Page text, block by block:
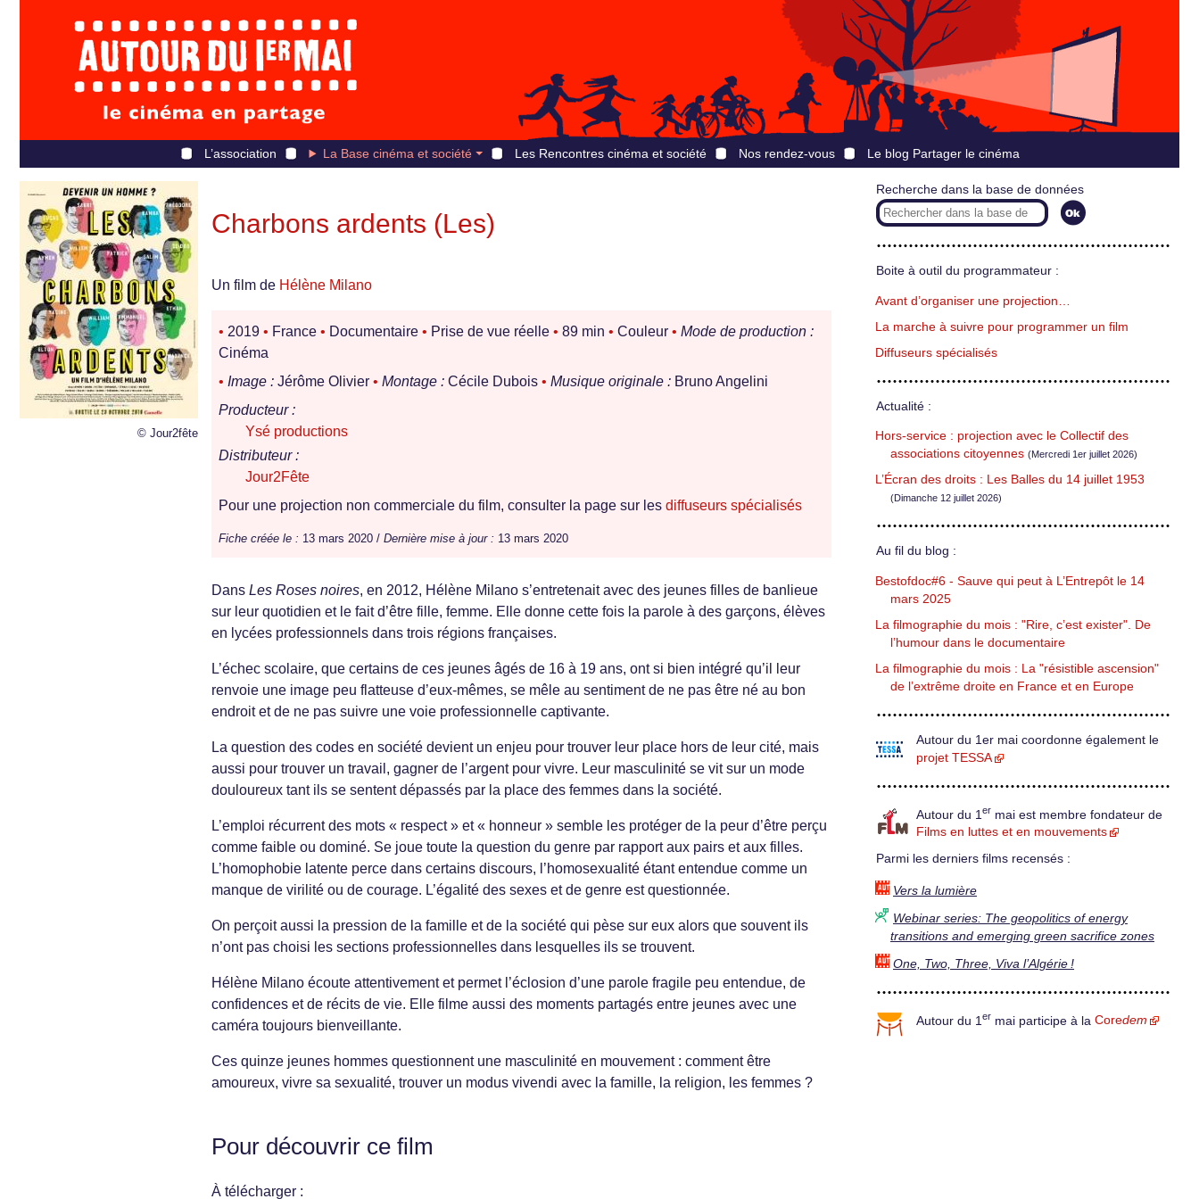
L’association La Base cinéma et société Les Rencontres cinéma et société Nos rendez-vous Le blog Partager le cinéma
© Jour2fête
Charbons ardents (Les)
Un film de Hélène Milano
• 2019 • France • Documentaire • Prise de vue réelle • 89 min • Couleur • Mode de production :
Cinéma
• Image : Jérôme Olivier • Montage : Cécile Dubois • Musique originale : Bruno Angelini
Producteur :
Ysé productions
Distributeur :
Jour2Fête
Pour une projection non commerciale du film, consulter la page sur les diffuseurs spécialisés
Fiche créée le : 13 mars 2020 / Dernière mise à jour : 13 mars 2020
Dans Les Roses noires, en 2012, Hélène Milano s’entretenait avec des jeunes filles de banlieue
sur leur quotidien et le fait d’être fille, femme. Elle donne cette fois la parole à des garçons, élèves
en lycées professionnels dans trois régions françaises.
L’échec scolaire, que certains de ces jeunes âgés de 16 à 19 ans, ont si bien intégré qu’il leur
renvoie une image peu flatteuse d’eux-mêmes, se mêle au sentiment de ne pas être né au bon
endroit et de ne pas suivre une voie professionnelle captivante.
La question des codes en société devient un enjeu pour trouver leur place hors de leur cité, mais
aussi pour trouver un travail, gagner de l’argent pour vivre. Leur masculinité se vit sur un mode
douloureux tant ils se sentent dépassés par la place des femmes dans la société.
L’emploi récurrent des mots « respect » et « honneur » semble les protéger de la peur d’être perçu
comme faible ou dominé. Se joue toute la question du genre par rapport aux pairs et aux filles.
L’homophobie latente perce dans certains discours, l’homosexualité étant entendue comme un
manque de virilité ou de courage. L’égalité des sexes et de genre est questionnée.
On perçoit aussi la pression de la famille et de la société qui pèse sur eux alors que souvent ils
n’ont pas choisi les sections professionnelles dans lesquelles ils se trouvent.
Hélène Milano écoute attentivement et permet l’éclosion d’une parole fragile peu entendue, de
confidences et de récits de vie. Elle filme aussi des moments partagés entre jeunes avec une
caméra toujours bienveillante.
Ces quinze jeunes hommes questionnent une masculinité en mouvement : comment être
amoureux, vivre sa sexualité, trouver un modus vivendi avec la famille, la religion, les femmes ?
Pour découvrir ce film
À télécharger :
Recherche dans la base de données
Boite à outil du programmateur :
Avant d’organiser une projection…
La marche à suivre pour programmer un film
Diffuseurs spécialisés
Actualité :
Hors-service : projection avec le Collectif des
associations citoyennes (Mercredi 1er juillet 2026)
L’Écran des droits : Les Balles du 14 juillet 1953
(Dimanche 12 juillet 2026)
Au fil du blog :
Bestofdoc#6 - Sauve qui peut à L’Entrepôt le 14
mars 2025
La filmographie du mois : "Rire, c’est exister". De
l’humour dans le documentaire
La filmographie du mois : La "résistible ascension"
de l’extrême droite en France et en Europe
Autour du 1er mai coordonne également le
projet TESSA
Autour du 1 er mai est membre fondateur de
Films en luttes et en mouvements
Parmi les derniers films recensés :
Vers la lumière
Webinar series: The geopolitics of energy
transitions and emerging green sacrifice zones
One, Two, Three, Viva l’Algérie !
Autour du 1 er mai participe à la Coredem